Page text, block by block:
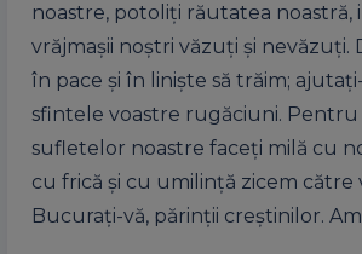
noastre, potoliți răutatea noastră,
vrăjmașii noștri văzuți și nevăzuți.
în pace și în liniște să trăim;
sfintele voastre rugăciuni.
sufletelor noastre faceți milă cu
cu frică și cu umilință zicem către
Bucurați-vă, părinții creștinilor.